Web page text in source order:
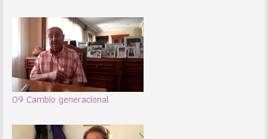
09 Cambio generacional